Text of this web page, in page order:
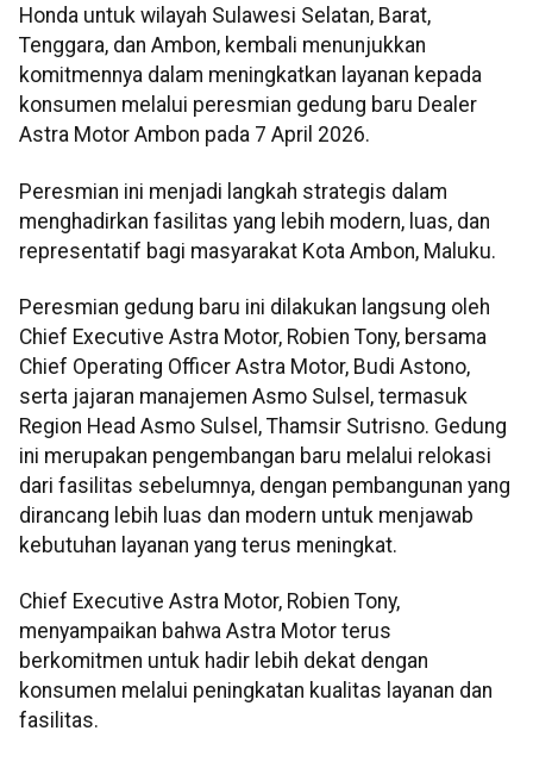
Honda untuk wilayah Sulawesi Selatan, Barat,
Tenggara, dan Ambon, kembali menunjukkan
komitmennya dalam meningkatkan layanan kepada
konsumen melalui peresmian gedung baru Dealer
Astra Motor Ambon pada 7 April 2026.
Peresmian ini menjadi langkah strategis dalam
menghadirkan fasilitas yang lebih modern, luas, dan
representatif bagi masyarakat Kota Ambon, Maluku.
Peresmian gedung baru ini dilakukan langsung oleh
Chief Executive Astra Motor, Robien Tony, bersama
Chief Operating Officer Astra Motor, Budi Astono,
serta jajaran manajemen Asmo Sulsel, termasuk
Region Head Asmo Sulsel, Thamsir Sutrisno. Gedung
ini merupakan pengembangan baru melalui relokasi
dari fasilitas sebelumnya, dengan pembangunan yang
dirancang lebih luas dan modern untuk menjawab
kebutuhan layanan yang terus meningkat.
Chief Executive Astra Motor, Robien Tony,
menyampaikan bahwa Astra Motor terus
berkomitmen untuk hadir lebih dekat dengan
konsumen melalui peningkatan kualitas layanan dan
fasilitas.